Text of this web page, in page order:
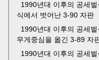
1990년대 이후의 공세
식에서 벗어난 3-90 자판
1990년대 이후의 공세
무게중심을 옮긴 3-89 자
1990년대 이후의 공세